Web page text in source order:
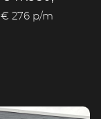
€ 276 p/m